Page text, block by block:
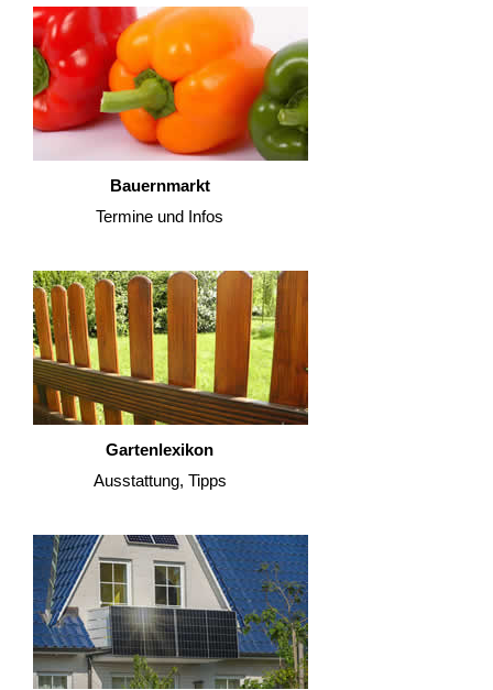
Bauernmarkt
Termine und Infos
Gartenlexikon
Ausstattung, Tipps